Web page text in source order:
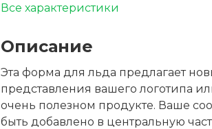
Все характеристики
Описание
Эта форма для льда предлагает
представления вашего логотипа
очень полезном продукте. Ваше
быть добавлено в центральную